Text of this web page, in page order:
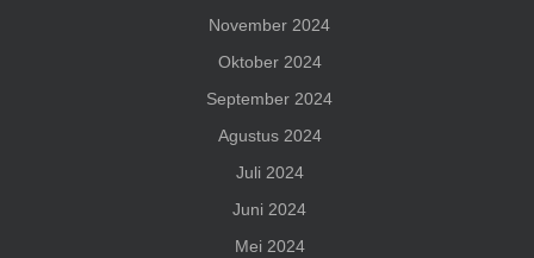
November 2024
Oktober 2024
September 2024
Agustus 2024
Juli 2024
Juni 2024
Mei 2024